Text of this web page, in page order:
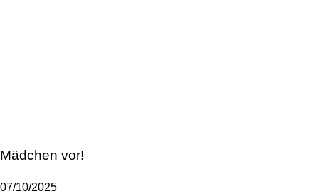
Mädchen vor!
07/10/2025